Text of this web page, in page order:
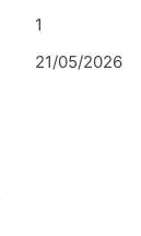
1
21/05/2026